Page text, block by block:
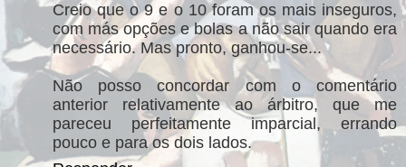
Creio que o 9 e o 10 foram os mais inseguros,
com más opções e bolas a não sair quando era
necessário. Mas pronto, ganhou-se...
Não posso concordar com o comentário
anterior relativamente ao árbitro, que me
pareceu perfeitamente imparcial, errando
pouco e para os dois lados.